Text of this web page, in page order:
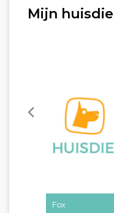
Mijn
Fox